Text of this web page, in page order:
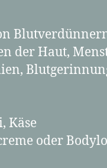
der Haut,
Käse
oder